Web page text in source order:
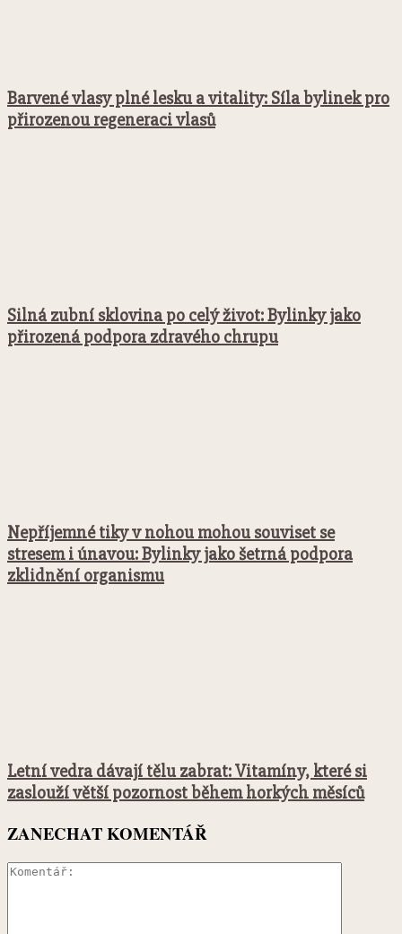
Barvené vlasy plné lesku a vitality: Síla bylinek pro
přirozenou regeneraci vlasů
Silná zubní sklovina po celý život: Bylinky jako
přirozená podpora zdravého chrupu
Nepříjemné tiky v nohou mohou souviset se
stresem i únavou: Bylinky jako šetrná podpora
zklidnění organismu
Letní vedra dávají tělu zabrat: Vitamíny, které si
zaslouží větší pozornost během horkých měsíců
ZANECHAT KOMENTÁŘ